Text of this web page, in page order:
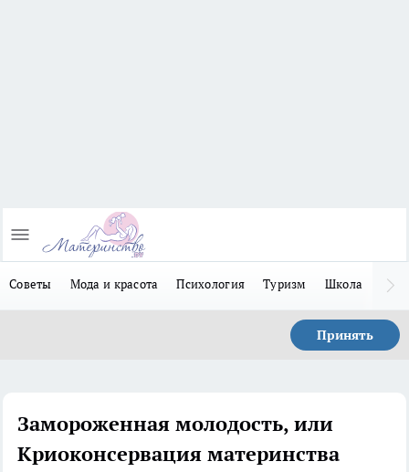
Советы Мода и красота Психология Туризм Школа
Принять
Замороженная молодость, или
Криоконсервация материнства